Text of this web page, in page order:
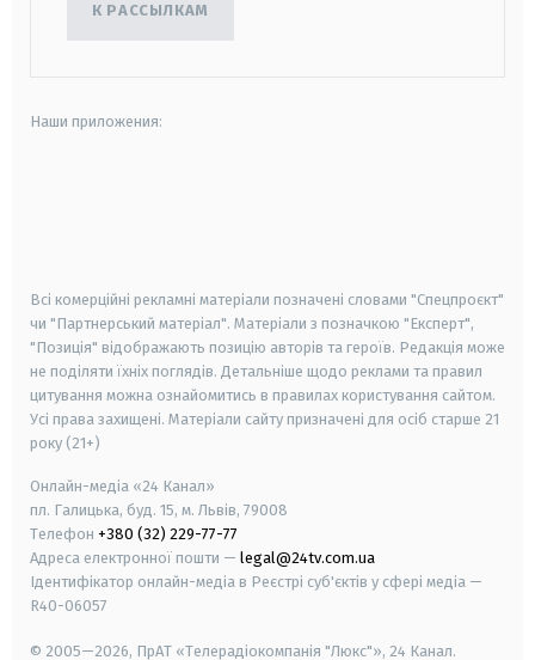
К РАССЫЛКАМ
Наши приложения:
Всі комерційні рекламні матеріали позначені словами "Спецпроєкт"
чи "Партнерський матеріал". Матеріали з позначкою "Експерт",
"Позиція" відображають позицію авторів та героїв. Редакція може
не поділяти їхніх поглядів. Детальніше щодо реклами та правил
цитування можна ознайомитись в правилах користування сайтом.
Усі права захищені. Матеріали сайту призначені для осіб старше 21
року (21+)
Онлайн-медіа «24 Канал»
пл. Галицька, буд. 15, м. Львів, 79008
Телефон +380 (32) 229-77-77
Адреса електронної пошти — legal@24tv.com.ua
Ідентифікатор онлайн-медіа в Реєстрі суб'єктів у сфері медіа —
R40-06057
© 2005—2026, ПрАТ «Телерадіокомпанія "Люкс"», 24 Канал.